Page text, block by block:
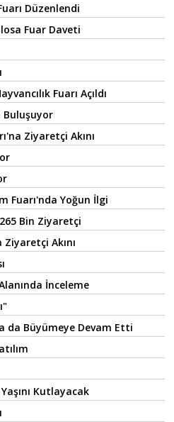
Düzenlendi
Fuar Daveti
Fuarı Açıldı
Buluşuyor
Ziyaretçi Akını
Fuarı'nda Yoğun İlgi
Bin Ziyaretçi
Akını
İnceleme
da Büyümeye Devam Etti
Kutlayacak